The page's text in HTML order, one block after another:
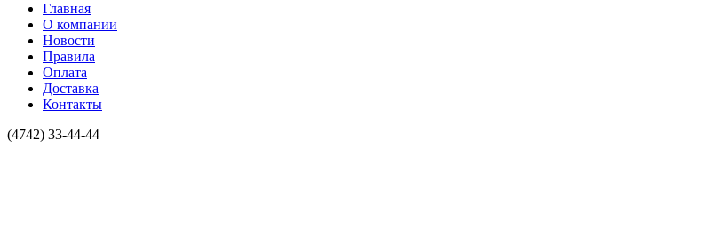
Главная
О компании
Новости
Правила
Оплата
Доставка
Контакты
(4742) 33-44-44